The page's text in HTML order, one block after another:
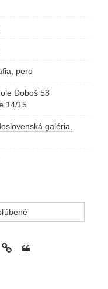
pero
Doboš 58
14/15
galéria,